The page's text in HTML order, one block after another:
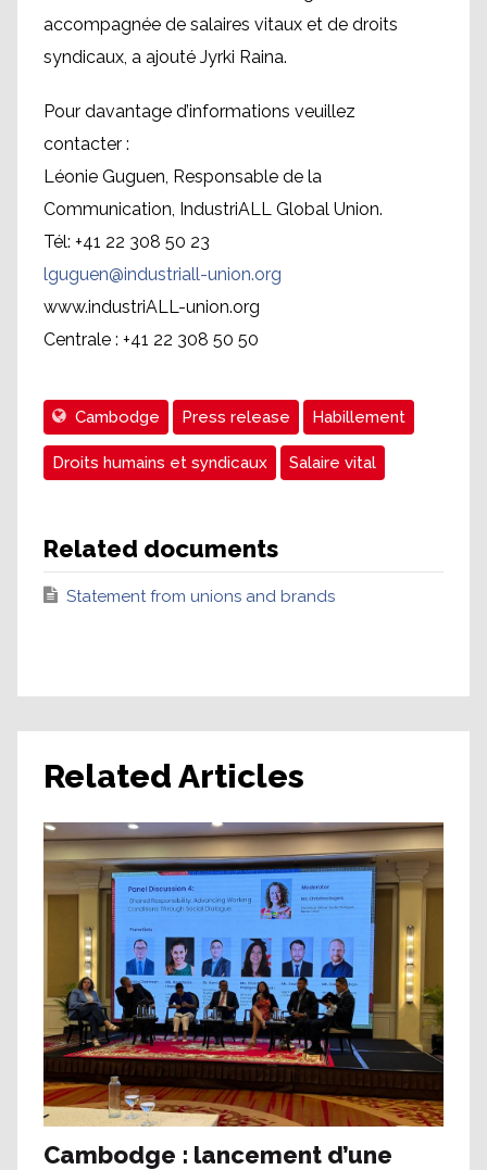
accompagnée de salaires vitaux et de droits
syndicaux, a ajouté Jyrki Raina.
Pour davantage d’informations veuillez
contacter :
Léonie Guguen, Responsable de la
Communication, IndustriALL Global Union.
Tél: +41 22 308 50 23
lguguen@industriall-union.org
www.industriALL-union.org
Centrale : +41 22 308 50 50
Cambodge Press release Habillement
Droits humains et syndicaux Salaire vital
Related documents
Statement from unions and brands
Related Articles
Cambodge : lancement d’une